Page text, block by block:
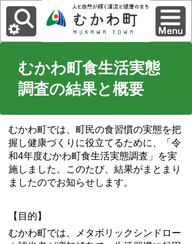
むかわ町食生活実態
調査の結果と概要
むかわ町では、町民の食習慣の実態を把
握し健康づくりに役立てるために、「令
和4年度むかわ町食生活実態調査」を実
施しました。このたび、結果がまとまり
ましたのでお知らせします。
【目的】
むかわ町では、メタボリックシンドロー